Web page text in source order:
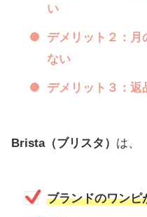
い
デメリット２：月
ない
デメリット３：返
Brista（ブリスタ） は、
ブランドのワンピ